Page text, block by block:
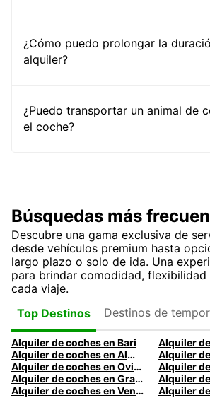
¿Cómo puedo prolongar la
alquiler?
¿Puedo transportar un animal de
el coche?
Búsquedas más
Descubre una gama exclusiva de
desde vehículos premium hasta
largo plazo o solo de ida. Una
para brindar comodidad, flexibilidad
cada viaje.
Top Destinos
Destinos de
Alquiler de coches en Bari
Alquiler de coches en Almería
Alquiler
Alquiler de coches en Oviedo
Alquiler de coches en Gran Canaria
Alquiler de coches en Venecia